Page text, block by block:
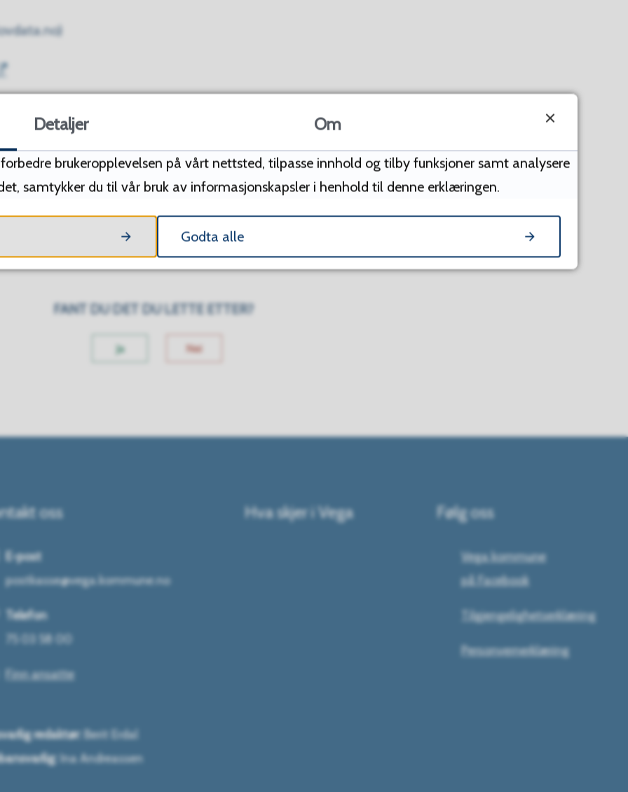
Skriv utDel på Facebook
Del på Twitter
Del på LinkedIn
Tips en venn
FANT DU DET DU LETTE ETTER?
Ja Nei
oss
E-post
postkasse@vega.kommune.no
Telefon
75 03 58 00
Finn ansatte
redaktør: Berit Erdal
Ina Andreassen
Hva skjer i Vega Følg oss
Vega kommune
på Facebook
Tilgjengelighetserklæring
Personvernerklæring
Detaljer Om
brukeropplevelsen på vårt nettsted, tilpasse innhold og tilby funksjoner samt analysere
samtykker du til vår bruk av informasjonskapsler i henhold til denne erklæringen.
Godta alle